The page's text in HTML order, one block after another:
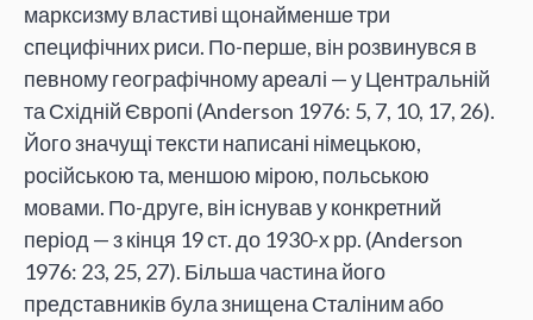
марксизму властиві щонайменше три
специфічних риси. По-перше, він розвинувся в
певному географічному ареалі — у Центральній
та Східній Європі (Anderson 1976: 5, 7, 10, 17, 26).
Його значущі тексти написані німецькою,
російською та, меншою мірою, польською
мовами. По-друге, він існував у конкретний
період — з кінця 19 ст. до 1930-х рр. (Anderson
1976: 23, 25, 27). Більша частина його
представників була знищена Сталіним або